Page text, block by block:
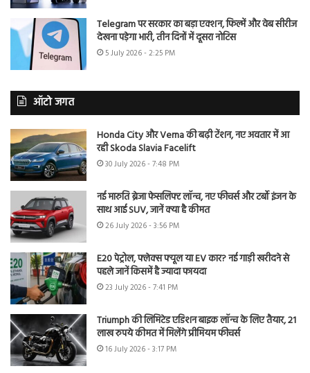
Telegram पर सरकार का बड़ा एक्शन, फिल्में और वेब सीरीज
देखना पड़ेगा भारी, तीन दिनों में दूसरा नोटिस
5 July 2026 - 2:25 PM
ऑटो जगत
Honda City और Verna की बढ़ी टेंशन, नए अवतार में आ
रही Skoda Slavia Facelift
30 July 2026 - 7:48 PM
नई मारुति ब्रेजा फेसलिफ्ट लॉन्च, नए फीचर्स और टर्बो इंजन के
साथ आई SUV, जानें क्या है कीमत
26 July 2026 - 3:56 PM
E20 पेट्रोल, फ्लेक्स फ्यूल या EV कार? नई गाड़ी खरीदने से
पहले जानें किसमें है ज्यादा फायदा
23 July 2026 - 7:41 PM
Triumph की लिमिटेड एडिशन बाइक लॉन्च के लिए तैयार, 21
लाख रुपये कीमत में मिलेंगे प्रीमियम फीचर्स
16 July 2026 - 3:17 PM